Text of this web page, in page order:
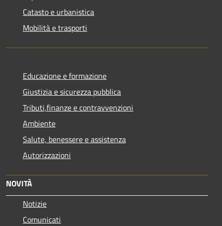
Catasto e urbanistica
Mobilità e trasporti
Educazione e formazione
Giustizia e sicurezza pubblica
Tributi,finanze e contravvenzioni
Ambiente
Salute, benessere e assistenza
Autorizzazioni
NOVITÀ
Notizie
Comunicati